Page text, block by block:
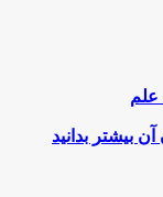
بیشتر بدانید